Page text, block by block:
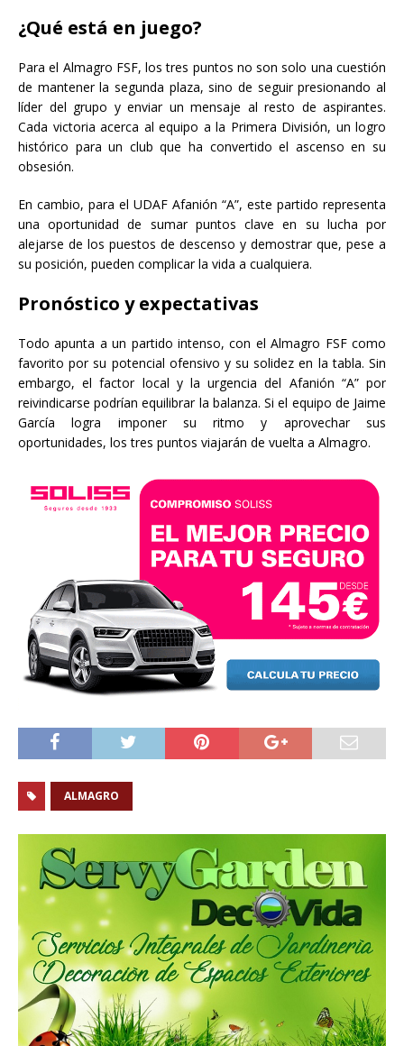
¿Qué está en juego?
Para el Almagro FSF, los tres puntos no son solo una cuestión
de mantener la segunda plaza, sino de seguir presionando al
líder del grupo y enviar un mensaje al resto de aspirantes.
Cada victoria acerca al equipo a la Primera División, un logro
histórico para un club que ha convertido el ascenso en su
obsesión.
En cambio, para el UDAF Afanión “A”, este partido representa
una oportunidad de sumar puntos clave en su lucha por
alejarse de los puestos de descenso y demostrar que, pese a
su posición, pueden complicar la vida a cualquiera.
Pronóstico y expectativas
Todo apunta a un partido intenso, con el Almagro FSF como
favorito por su potencial ofensivo y su solidez en la tabla. Sin
embargo, el factor local y la urgencia del Afanión “A” por
reivindicarse podrían equilibrar la balanza. Si el equipo de Jaime
García logra imponer su ritmo y aprovechar sus
oportunidades, los tres puntos viajarán de vuelta a Almagro.
ALMAGRO